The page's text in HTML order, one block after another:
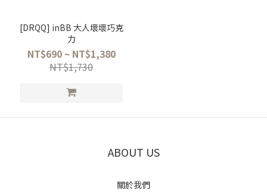
[DRQQ] inBB 大人壞壞巧克
力
NT$690 ~ NT$1,380
NT$1,730
ABOUT US
關於我們